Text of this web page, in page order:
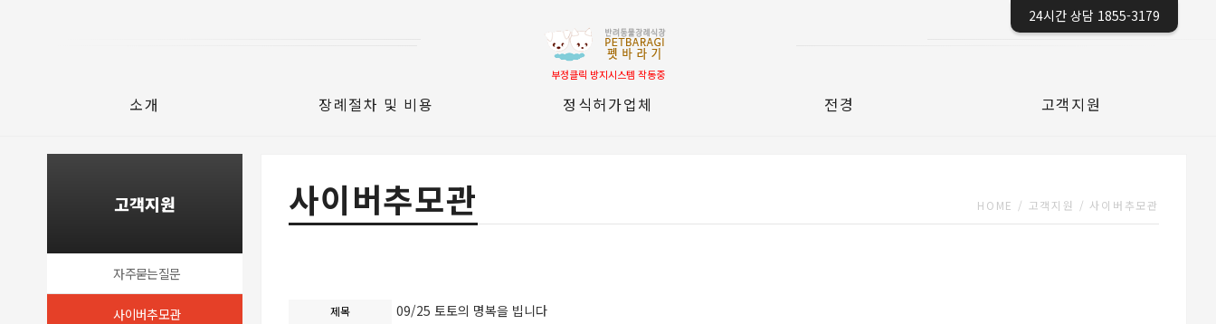
부정클릭 방지시스템 작동중
24시간 상담 1855-3179
소개 장례절차 및 비용 정식허가업체 전경 고객지원
고객지원
자주묻는질문
사이버추모관
HOME / 고객지원 /사이버추모관
사이버추모관
제목 09/25 토토의 명복을 빕니다